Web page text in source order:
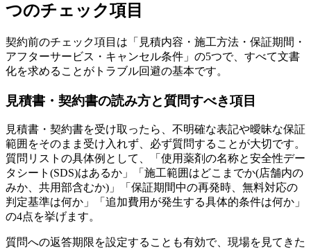
つのチェック項目
契約前のチェック項目は「見積内容・施工方法・保証期間・
アフターサービス・キャンセル条件」の5つで、すべて文書
化を求めることがトラブル回避の基本です。
見積書・契約書の読み方と質問すべき項目
見積書・契約書を受け取ったら、不明確な表記や曖昧な保証
範囲をそのまま受け入れず、必ず質問することが大切です。
質問リストの具体例として、「使用薬剤の名称と安全性デー
タシート(SDS)はあるか」「施工範囲はどこまでか(店舗内の
みか、共用部含むか)」「保証期間中の再発時、無料対応の
判定基準は何か」「追加費用が発生する具体的条件は何か」
の4点を挙げます。
質問への返答期限を設定することも有効で、現場を見てきた